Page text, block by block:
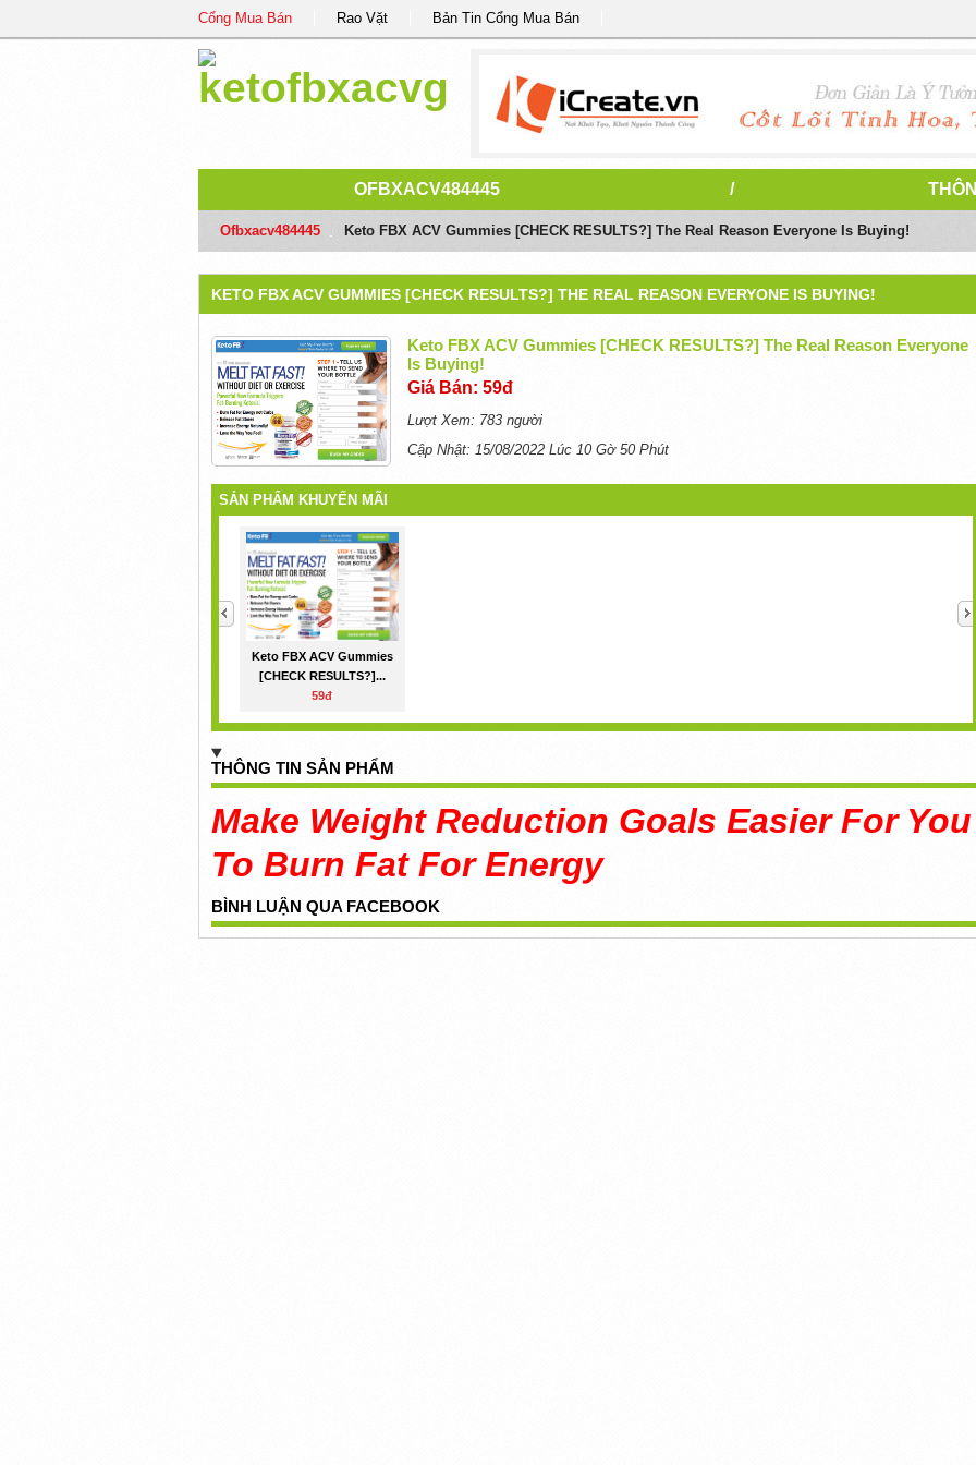
Cổng Mua Bán Rao Vặt Bản Tin Cổng Mua Bán
OFBXACV484445 /
Ofbxacv484445 Keto FBX ACV Gummies [CHECK RESULTS?] The Real Reason Everyone Is Buying!
KETO FBX ACV GUMMIES [CHECK RESULTS?] THE REAL REASON EVERYONE IS BUYING!
Keto FBX ACV Gummies [CHECK RESULTS?] The Real Reason Everyone
Is Buying!
Giá Bán: 59đ
Lượt Xem: 783 người
Cập Nhật: 15/08/2022 Lúc 10 Gờ 50 Phút
SẢN PHẨM KHUYẾN MÃI
Keto FBX ACV Gummies
[CHECK RESULTS?]...
59đ
THÔNG TIN SẢN PHẨM
Make Weight Reduction Goals Easier For You
To Burn Fat For Energy
BÌNH LUẬN QUA FACEBOOK